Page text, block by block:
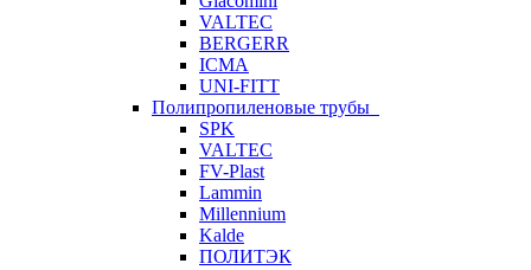
VALTEC
BERGERR
ICMA
UNI-FITT
Полипропиленовые трубы
SPK
VALTEC
FV-Plast
Lammin
Millennium
Kalde
ПОЛИТЭК